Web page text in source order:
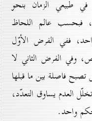
طبيعي الزمان بنحو
فبحسب عالم اللحاظ
ففي الفرض الأوّل
وفي الفرض الثاني لا
فاصلة بين ما قبلها
العدم يساوق التعدّد،
واحد.